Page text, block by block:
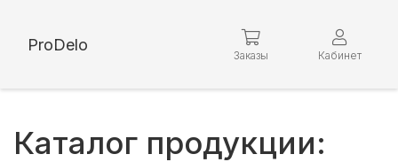
ProDelo
Заказы Кабинет
Каталог продукции: